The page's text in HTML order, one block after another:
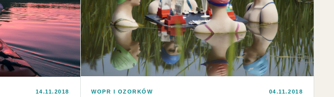
14.11.2018 WOPR I OZORKÓW 04.11.2018